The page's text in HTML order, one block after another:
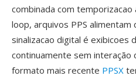
combinada com
loop, arquivos PPS
sinalizacao digital é exibicoes
continuamente sem interação
formato mais recente PPSX